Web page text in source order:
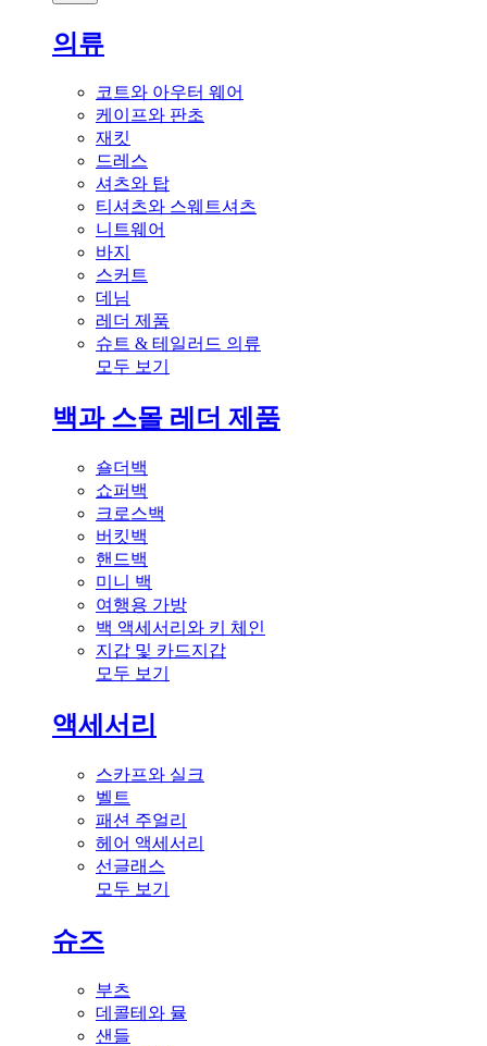
의류
코트와 아우터 웨어
케이프와 판초
재킷
드레스
셔츠와 탑
티셔츠와 스웨트셔츠
니트웨어
바지
스커트
데님
레더 제품
슈트 & 테일러드 의류
모두 보기
백과 스몰 레더 제품
숄더백
쇼퍼백
크로스백
버킷백
핸드백
미니 백
여행용 가방
백 액세서리와 키 체인
지갑 및 카드지갑
모두 보기
액세서리
스카프와 실크
벨트
패션 주얼리
헤어 액세서리
선글래스
모두 보기
슈즈
부츠
데콜테와 뮬
샌들